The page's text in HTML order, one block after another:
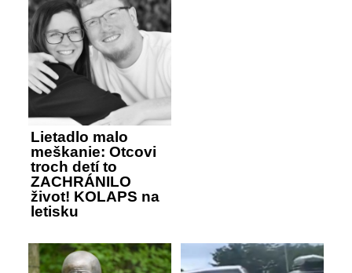
Lietadlo malo
meškanie: Otcovi
troch detí to
ZACHRÁNILO
život! KOLAPS na
letisku